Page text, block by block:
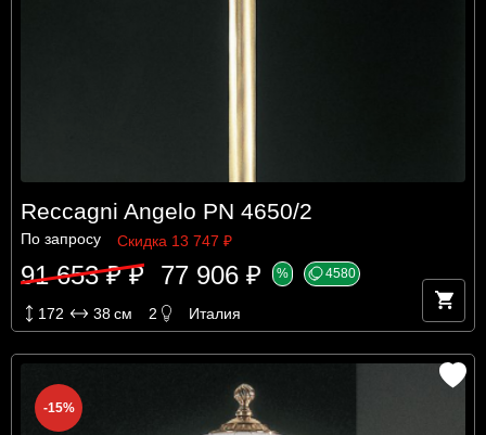
Reccagni Angelo PN 4650/2
По запросу Скидка 13 747 ₽
91 653 ₽ ₽ 77 906 ₽ % 4580
172 38см 2 Италия
-15%